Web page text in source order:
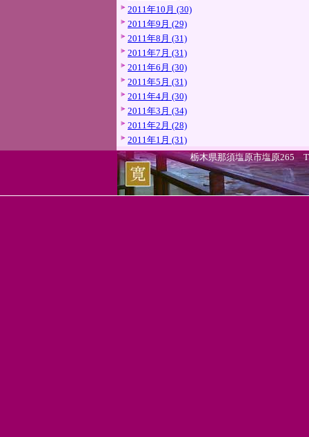
2011年10月 (30)
2011年9月 (29)
2011年8月 (31)
2011年7月 (31)
2011年6月 (30)
2011年5月 (31)
2011年4月 (30)
2011年3月 (34)
2011年2月 (28)
2011年1月 (31)
栃木県那須塩原市塩原265